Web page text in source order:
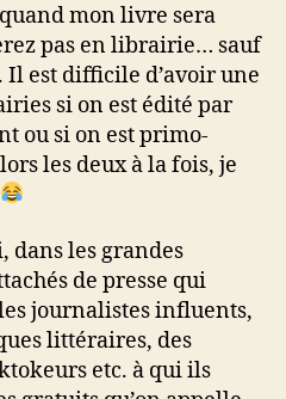
mon livre sera
pas en librairie… sauf
Il est difficile d’avoir une
si on est édité par
ou si on est primo-
les deux à la fois, je
dans les grandes
de presse qui
journalistes influents,
littéraires, des
etc. à qui ils